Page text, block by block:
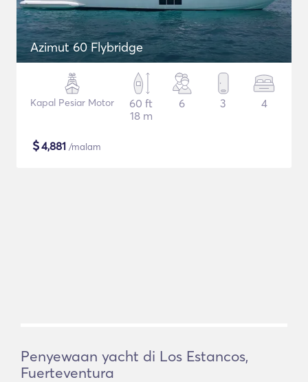
Azimut 60 Flybridge
Kapal Pesiar Motor
60 ft
18 m
6 3 4
$4,881 /malam
Penyewaan yacht di Los Estancos,
Fuerteventura